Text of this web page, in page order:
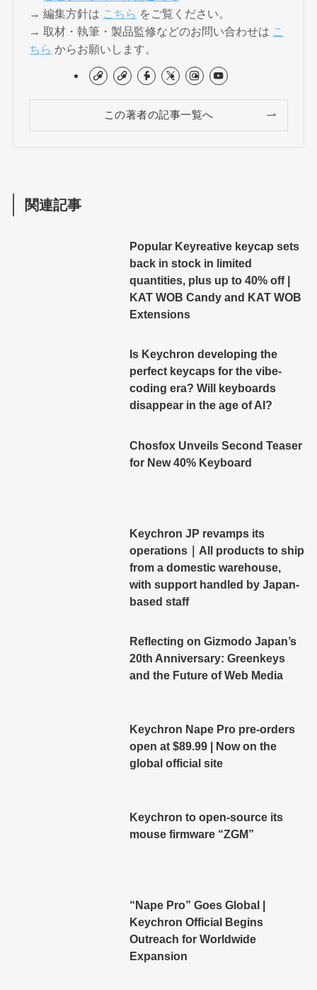
→ 編集方針は こちら をご覧ください。
→ 取材・執筆・製品監修などのお問い合わせは こ
ちら からお願いします。
この著者の記事一覧へ
関連記事
Popular Keyreative keycap sets
back in stock in limited
quantities, plus up to 40% off |
KAT WOB Candy and KAT WOB
Extensions
Is Keychron developing the
perfect keycaps for the vibe-
coding era? Will keyboards
disappear in the age of AI?
Chosfox Unveils Second Teaser
for New 40% Keyboard
Keychron JP revamps its
operations｜All products to ship
from a domestic warehouse,
with support handled by Japan-
based staff
Reflecting on Gizmodo Japan’s
20th Anniversary: Greenkeys
and the Future of Web Media
Keychron Nape Pro pre-orders
open at $89.99 | Now on the
global official site
Keychron to open-source its
mouse firmware “ZGM”
“Nape Pro” Goes Global |
Keychron Official Begins
Outreach for Worldwide
Expansion